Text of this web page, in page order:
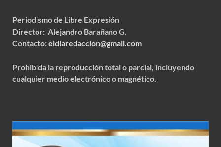
Periodismo de Libre Expresión
Director: Alejandro Barañano G.
Contacto:eldiaredaccion@gmail.com
Prohibida la reproducción total o parcial, incluyendo
cualquier medio electrónico o magnético.